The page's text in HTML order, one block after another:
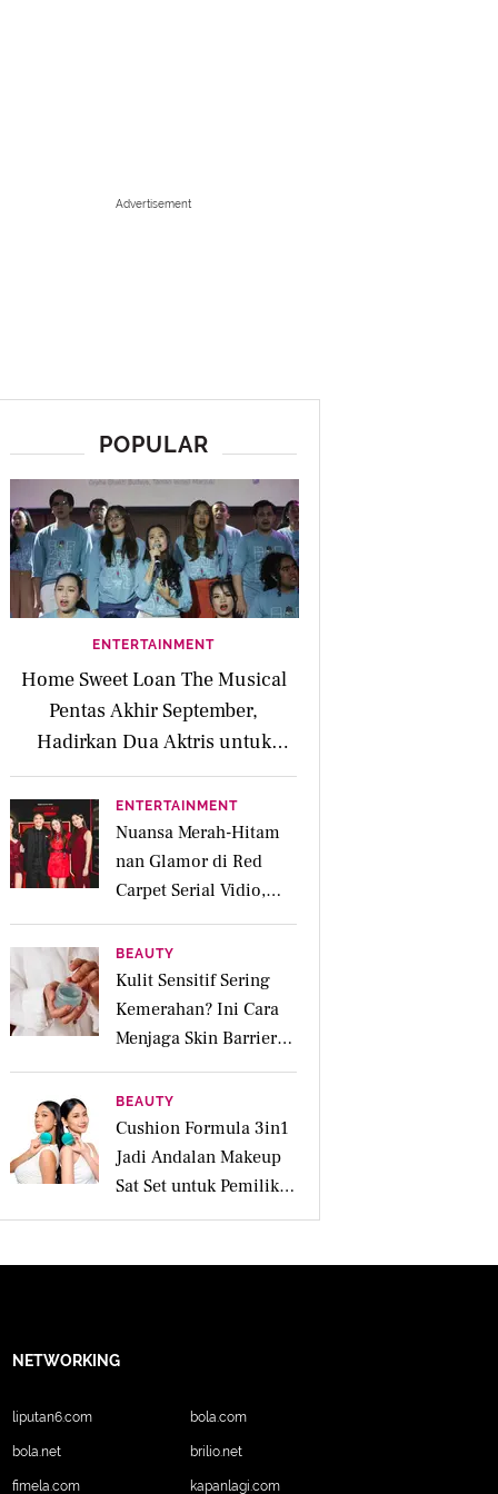
Advertisement
POPULAR
ENTERTAINMENT
Home Sweet Loan The Musical
Pentas Akhir September,
Hadirkan Dua Aktris untuk
Peran Kaluna
ENTERTAINMENT
Nuansa Merah-Hitam
nan Glamor di Red
Carpet Serial Vidio,
Jakarta Undercover:
Members Only
BEAUTY
Kulit Sensitif Sering
Kemerahan? Ini Cara
Menjaga Skin Barrier
agar Tetap Tenang
BEAUTY
Cushion Formula 3in1
Jadi Andalan Makeup
Sat Set untuk Pemilik
Kulit Acne Prone
NETWORKING
liputan6.com bola.com
bola.net brilio.net
fimela.com kapanlagi.com